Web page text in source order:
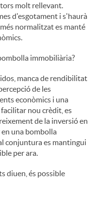
molt rellevant.
d'esgotament i s'haurà
normalitzat es manté
immobiliària?
manca de rendibilitat
de les
econòmics i una
nou crèdit, es
de la inversió en
una bombolla
conjuntura es mantingui
per ara.
diuen, és possible